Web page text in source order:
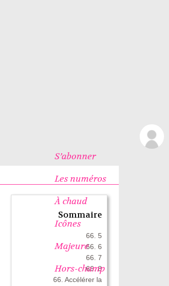
S’abonner
Les numéros
À chaud
Icônes
Majeure
Hors-champ
Sommaire
66. 5
66. 6
66. 7
66. 8
66. Accélérer la